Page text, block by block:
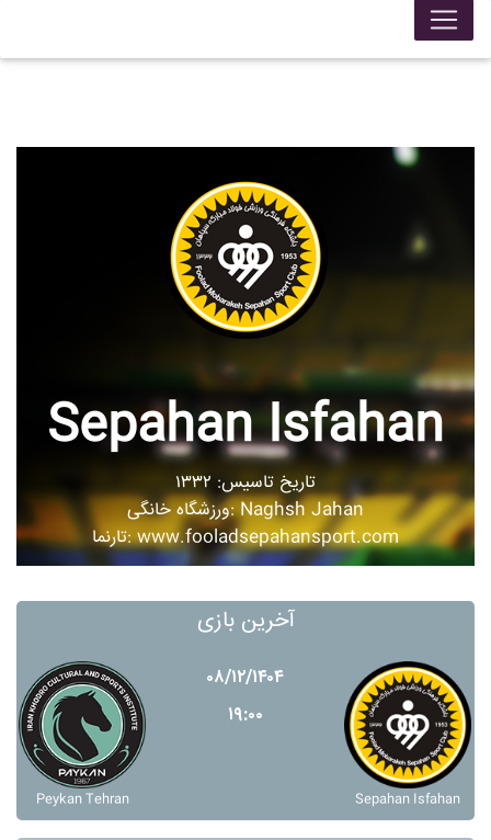
Sepahan Isfahan
تاریخ تاسیس: ۱۳۳۲
ورزشگاه خانگی: Naghsh Jahan
تارنما: www.fooladsepahansport.com
آخرین بازی
Peykan Tehran
۰۸/۱۲/۱۴۰۴
۱۹:۰۰
Sepahan Isfahan